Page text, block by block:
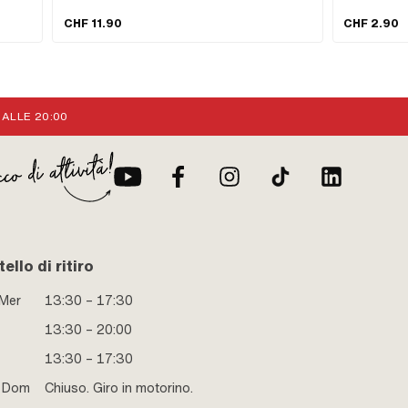
38
31 mm · Ø esterno: 41 mm · Tipo di filettatura: MF26x1
CHF 11.90
Sì · Ø uscita
CHF 2.90
ALLE 20:00
di ritiro
13:30 – 17:30
13:30 – 20:00
13:30 – 17:30
Chiuso. Giro in motorino.